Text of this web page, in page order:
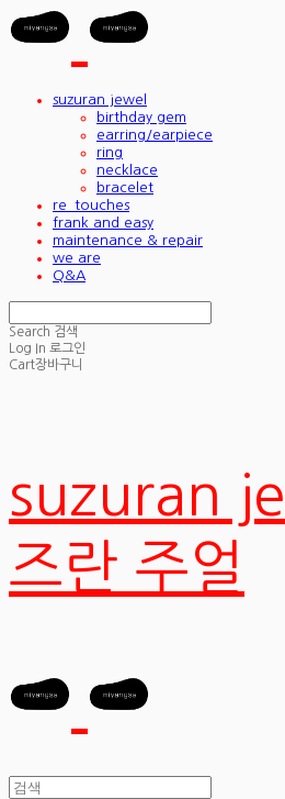
suzuran jewel
birthday gem
earring/earpiece
ring
necklace
bracelet
re_touches
frank and easy
maintenance & repair
we are
Q&A
Search 검색
Log In 로그인
Cart장바구니
suzuran
즈란 주얼